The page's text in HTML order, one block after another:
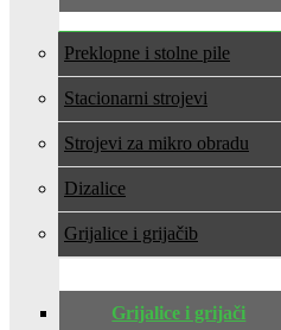
Preklopne i stolne pile
Stacionarni strojevi
Strojevi za mikro obradu
Dizalice
Grijalice i grijači
Grijalice i grijači